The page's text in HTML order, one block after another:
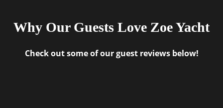
Why Our Guests Love Zoe Yacht
Check out some of our guest reviews below!